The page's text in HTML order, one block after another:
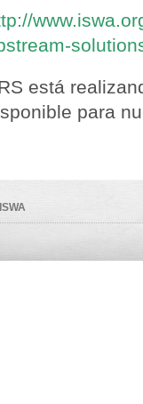
está
para
ISWA